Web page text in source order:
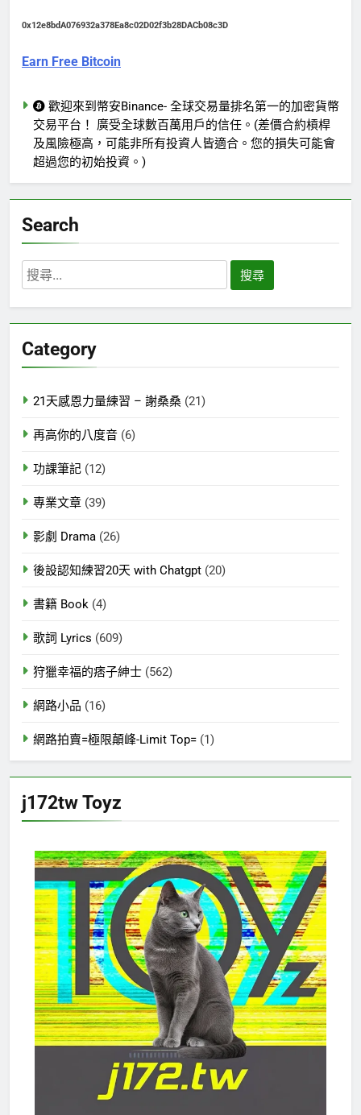
0x12e8bdA076932a378Ea8c02D02f3b28DACb08c3D
Earn Free Bitcoin
歡迎來到幣安Binance- 全球交易量排名第一的加密貨幣
交易平台！ 廣受全球數百萬用戶的信任。(差價合約槓桿
及風險極高，可能非所有投資人皆適合。您的損失可能會
超過您的初始投資。)
Search
搜
尋
字:
Category
21天感恩力量練習 – 謝桑桑 (21)
再高你的八度音 (6)
功課筆記 (12)
專業文章 (39)
影劇 Drama (26)
後設認知練習20天 with Chatgpt (20)
書籍 Book (4)
歌詞 Lyrics (609)
狩獵幸福的痞子紳士 (562)
網路小品 (16)
網路拍賣=極限顛峰-Limit Top= (1)
j172tw Toyz